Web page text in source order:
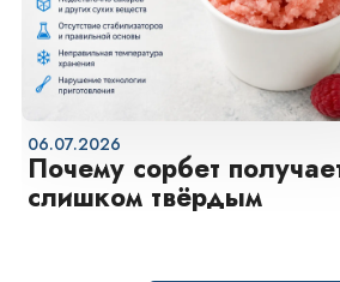
06.07.2026
Почему сорбет
слишком твёрдым